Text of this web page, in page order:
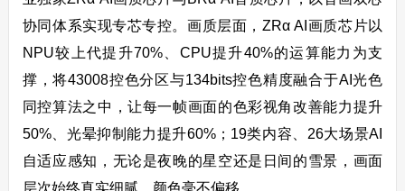
协同体系实现专芯专控。画质层面，ZRα AI画质芯片以
NPU较上代提升70%、CPU提升40%的运算能力为支
撑，将43008控色分区与134bits控色精度融合于AI光色
同控算法之中，让每一帧画面的色彩视角改善能力提升
50%、光晕抑制能力提升60%；19类内容、26大场景AI
自适应感知，无论是夜晚的星空还是日间的雪景，画面
层次始终真实细腻，颜色毫不偏移。